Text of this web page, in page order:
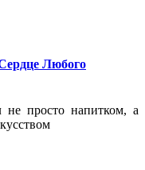
Любого
просто напитком, а